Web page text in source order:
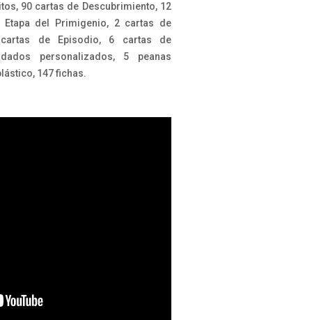
90 cartas de Descubrimiento, 12
del Primigenio, 2 cartas de
de Episodio, 6 cartas de
personalizados, 5 peanas
147 fichas.